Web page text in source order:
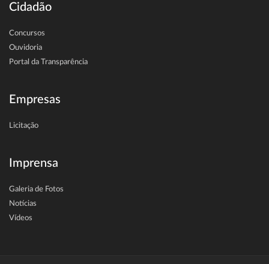
Cidadão
Concursos
Ouvidoria
Portal da Transparência
Empresas
Licitação
Imprensa
Galeria de Fotos
Notícias
Vídeos